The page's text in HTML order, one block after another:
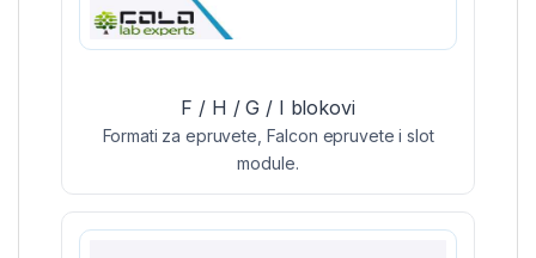
F / H / G / I blokovi
Formati za epruvete, Falcon epruvete i slot
module.